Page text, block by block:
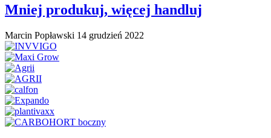
Mniej produkuj, więcej handluj
Marcin Popławski 14 grudzień 2022